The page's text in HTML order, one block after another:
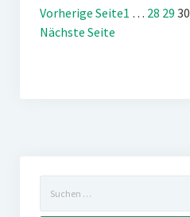
Vorherige Seite1 … 28 29 30
Nächste Seite
nach: